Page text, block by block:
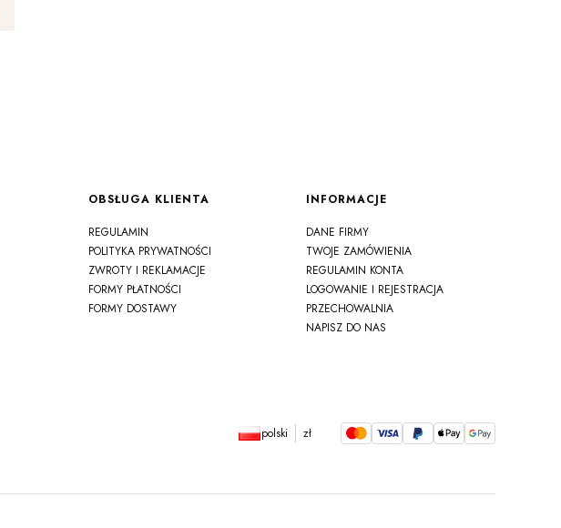
OBSŁUGA KLIENTA
REGULAMIN
POLITYKA PRYWATNOŚCI
ZWROTY I REKLAMACJE
FORMY PŁATNOŚCI
FORMY DOSTAWY
INFORMACJE
DANE FIRMY
TWOJE ZAMÓWIENIA
REGULAMIN KONTA
LOGOWANIE I REJESTRACJA
PRZECHOWALNIA
NAPISZ DO NAS
polski zł